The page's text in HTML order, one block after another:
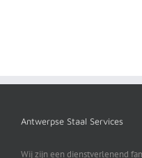
Antwerpse Staal Services
Wij zijn een dienstverlenend